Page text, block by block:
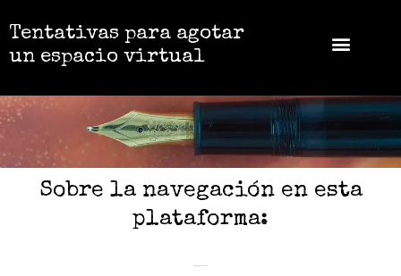
Tentativas para agotar
un espacio virtual
Sobre la navegación en esta
plataforma: